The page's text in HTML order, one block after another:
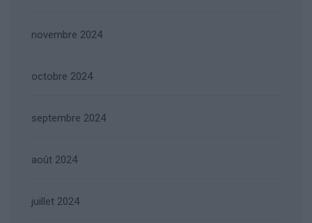
novembre 2024
octobre 2024
septembre 2024
août 2024
juillet 2024